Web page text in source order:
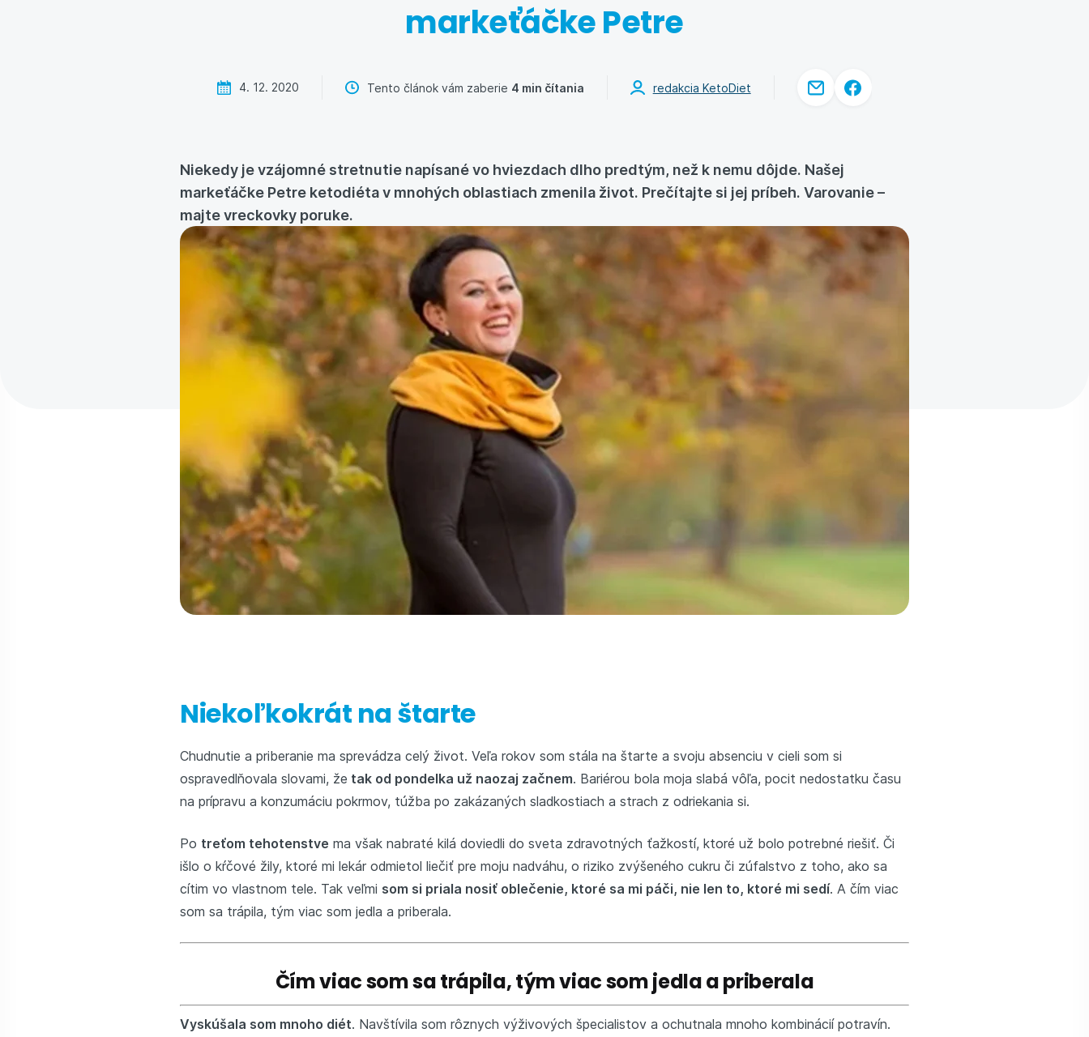
markeťáčke Petre
4. 12. 2020 Tento článok vám zaberie 4 min čítania redakcia KetoDiet
Niekedy je vzájomné stretnutie napísané vo hviezdach dlho predtým, než k nemu dôjde. Našej
markeťáčke Petre ketodiéta v mnohých oblastiach zmenila život. Prečítajte si jej príbeh. Varovanie –
majte vreckovky poruke.
Niekoľkokrát na štarte
Chudnutie a priberanie ma sprevádza celý život. Veľa rokov som stála na štarte a svoju absenciu v cieli som si
ospravedlňovala slovami, že tak od pondelka už naozaj začnem. Bariérou bola moja slabá vôľa, pocit nedostatku času
na prípravu a konzumáciu pokrmov, túžba po zakázaných sladkostiach a strach z odriekania si.
Po treťom tehotenstve ma však nabraté kilá doviedli do sveta zdravotných ťažkostí, ktoré už bolo potrebné riešiť. Či
išlo o kŕčové žily, ktoré mi lekár odmietol liečiť pre moju nadváhu, o riziko zvýšeného cukru či zúfalstvo z toho, ako sa
cítim vo vlastnom tele. Tak veľmi som si priala nosiť oblečenie, ktoré sa mi páči, nie len to, ktoré mi sedí. A čím viac
som sa trápila, tým viac som jedla a priberala.
Čím viac som sa trápila, tým viac som jedla a priberala
Vyskúšala som mnoho diét. Navštívila som rôznych výživových špecialistov a ochutnala mnoho kombinácií potravín.